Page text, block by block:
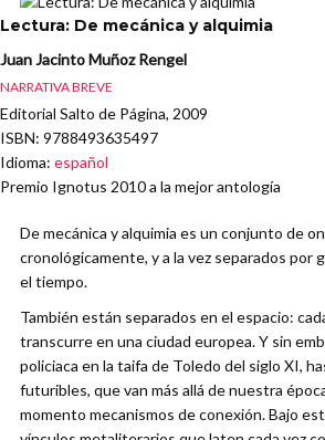
Lectura: De mecánica y alquimia
Juan Jacinto Muñoz Rengel
NARRATIVA BREVE
Editorial Salto de Página, 2009
ISBN: 9788493635497
Idioma: español
Premio Ignotus 2010 a la mejor antología
De mecánica y alquimia es un conjunto de
cronológicamente, y a la vez separados por
el tiempo.
También están separados en el espacio:
transcurre en una ciudad europea. Y sin
policiaca en la taifa de Toledo del siglo XI,
futuribles, que van más allá de nuestra
momento mecanismos de conexión. Bajo